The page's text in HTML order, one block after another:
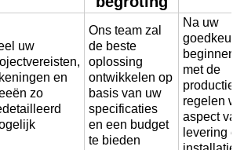
uw
en
zo
Ons team zal
de beste
oplossing
ontwikkelen op
basis van uw
specificaties
en een budget
te bieden
Na uw
beginnen
met de
productie
regelen
aspect van
levering en